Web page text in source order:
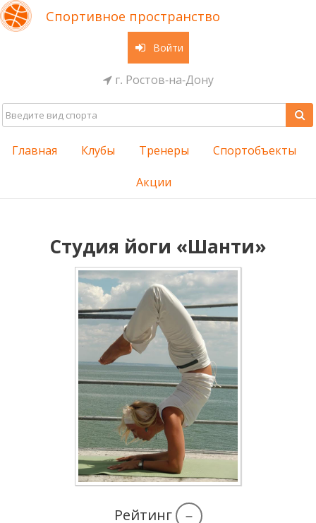
Спортивное пространство
Войти
г. Ростов-на-Дону
Главная Клубы Тренеры Спортобъекты
Акции
Студия йоги «Шанти»
Рейтинг –